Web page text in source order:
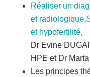
Réaliser un
et
et hypofertilité,
Dr Evine
HPE et Dr
Les principes